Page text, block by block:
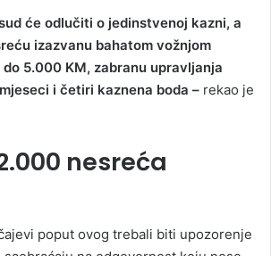
će odlučiti o jedinstvenoj kazni, a
izazvanu bahatom vožnjom
5.000 KM, zabranu upravljanja
i četiri kaznena boda – rekao je
nesreća
poput ovog trebali biti upozorenje